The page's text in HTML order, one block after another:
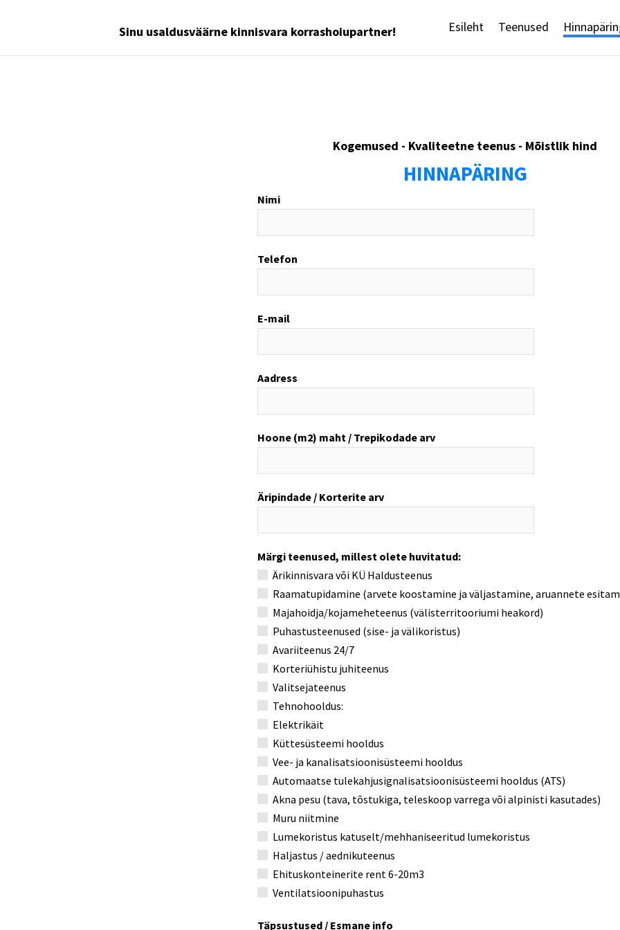
Sinu usaldusväärne kinnisvara korrashoiupartner! Esileht Teenused
Kogemused - Kvaliteetne teenus - Mõistlik hind
HINNAPÄRING
Nimi
Telefon
E-mail
Aadress
Hoone (m2) maht / Trepikodade arv
Äripindade / Korterite arv
Märgi teenused, millest olete huvitatud:
Ärikinnisvara või KÜ Haldusteenus
Raamatupidamine (arvete koostamine ja väljastamine, aruannete
Majahoidja/kojameheteenus (välisterritooriumi heakord)
Puhastusteenused (sise- ja välikoristus)
Avariiteenus 24/7
Korteriühistu juhiteenus
Valitsejateenus
Tehnohooldus:
Elektrikäit
Küttesüsteemi hooldus
Vee- ja kanalisatsioonisüsteemi hooldus
Automaatse tulekahjusignalisatsioonisüsteemi hooldus (ATS)
Akna pesu (tava, tõstukiga, teleskoop varrega või alpinisti kasutades)
Muru niitmine
Lumekoristus katuselt/mehhaniseeritud lumekoristus
Haljastus / aednikuteenus
Ehituskonteinerite rent 6-20m3
Ventilatsioonipuhastus
Täpsustused / Esmane info